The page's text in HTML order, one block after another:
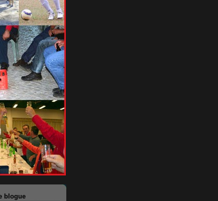
blogue